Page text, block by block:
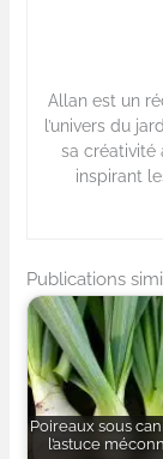
Allan est un
l’univers du
sa créativité
inspirant
Publications
Poireaux sous
l’astuce